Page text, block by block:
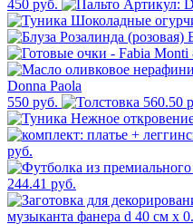
450 руб.
550 руб.
560.50
руб.
244.41 руб.